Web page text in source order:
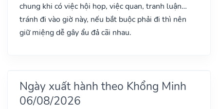
chung khi có việc hội họp, việc quan, tranh luận…
tránh đi vào giờ này, nếu bắt buộc phải đi thì nên
giữ miệng dễ gây ẩu đả cãi nhau.
Ngày xuất hành theo Khổng Minh
06/08/2026